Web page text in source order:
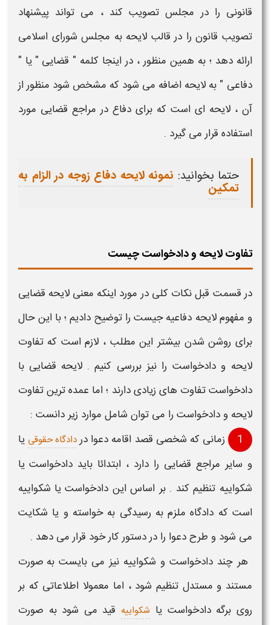
قانونی را در مجلس تصویب کند ، می تواند پیشنهاد
تصویب قانون را در قالب لایحه به مجلس شورای اسلامی
ارائه دهد ؛ به همین منظور ، در اینجا کلمه " قضایی " یا "
دفاعی " به لایحه اضافه می شود که مشخص شود منظور از
آن ، لایحه ای است که برای دفاع در مراجع قضایی مورد
استفاده قرار می گیرد .
حتما بخوانید: نمونه لایحه دفاع زوجه در الزام به
تمکین
تفاوت لایحه و دادخواست چیست
در قسمت قبل نکات کلی در مورد اینکه معنی لایحه قضایی
و مفهوم لایحه دفاعیه جیست را توضیح دادیم ؛ با این حال
برای روشن شدن بیشتر این مطلب ، لازم است که تفاوت
لایحه و دادخواست را نیز بررسی کنیم . لایحه قضایی با
دادخواستتفاوت های زیادی دارند ؛ اما عمده ترینتفاوت
لایحه و دادخواست را می توان شامل موارد زیر دانست :
1
زمانی که شخصی قصد اقامه دعوا دردادگاه حقوقی یا
و سایر مراجع قضایی را دارد ، ابتدائا باید دادخواست یا
شکواییه تنظیم کند . بر اساس این دادخواست یا شکواییه
است که دادگاه ملزم به رسیدگی به خواسته و یا شکایت
می شود و طرح دعوا را در دستور کار خود قرار می دهد .
هر چند دادخواست و شکواییه نیز می بایست به صورت
مستند و مستدل تنظیم شود ، اما معمولا اطلاعاتی که بر
روی برگه دادخواست یا شکواییه قید می شود به صورت